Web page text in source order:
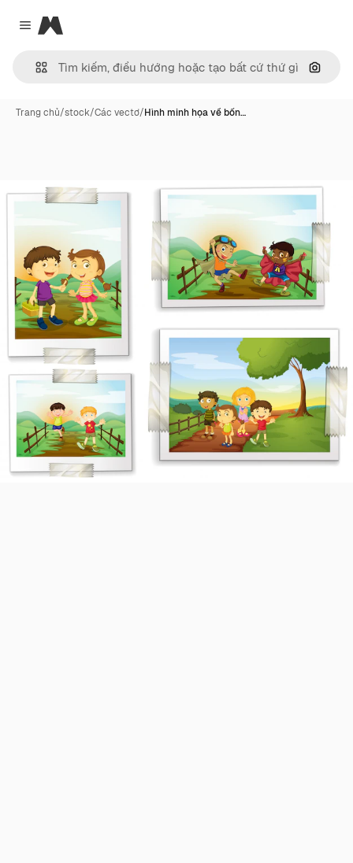
Close menu
Magnific
Tìm
Trang chủ/stock/Các vectơ/Hình minh họa về bốn…